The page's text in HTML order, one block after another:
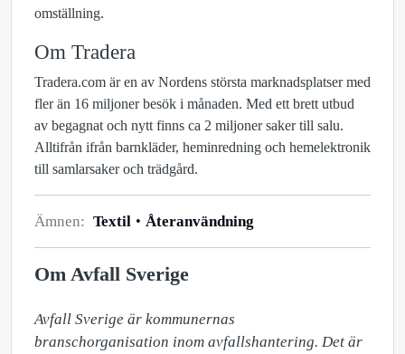
omställning.
Om Tradera
Tradera.com är en av Nordens största marknadsplatser med
fler än 16 miljoner besök i månaden. Med ett brett utbud
av begagnat och nytt finns ca 2 miljoner saker till salu.
Alltifrån ifrån barnkläder, heminredning och hemelektronik
till samlarsaker och trädgård.
Ämnen: Textil Återanvändning
Om Avfall Sverige
Avfall Sverige är kommunernas
branschorganisation inom avfallshantering. Det är